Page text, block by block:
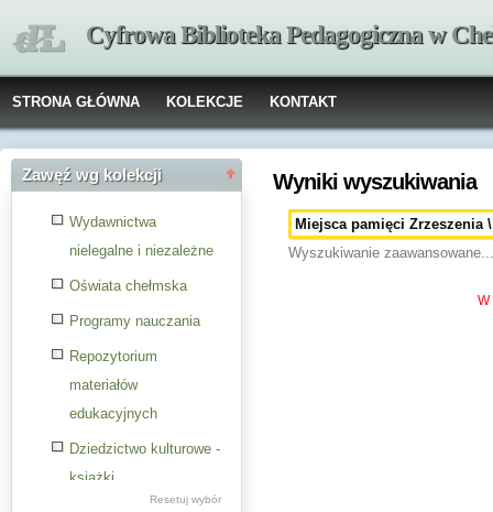
Cyfrowa Biblioteka Pedagogiczna w
STRONA GŁÓWNA KOLEKCJE KONTAKT
Zawęź wg kolekcji
Wydawnictwa
nielegalne i niezależne
Oświata chełmska
Programy nauczania
Repozytorium
materiałów
edukacyjnych
Dziedzictwo kulturowe -
książki
Resetuj wybór
Wyniki wyszukiwania
Wyszukiwanie zaawansowane...
W